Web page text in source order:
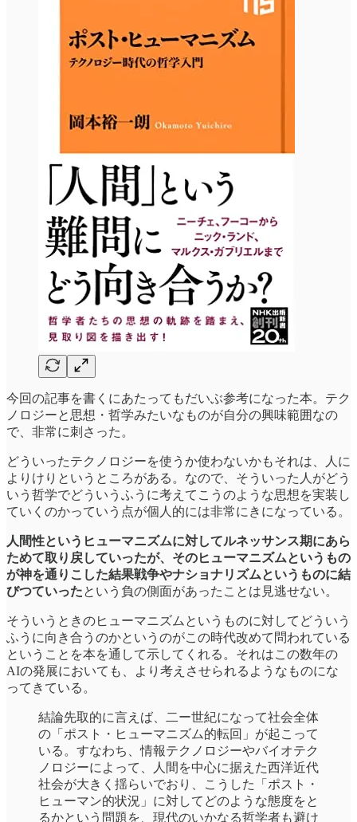
今回の記事を書くにあたってもだいぶ参考になった本。テク
ノロジーと思想・哲学みたいなものが自分の興味範囲なの
で、非常に刺さった。
どういったテクノロジーを使うか使わないかもそれは、人に
よりけりというところがある。なので、そういった人がどう
いう哲学でどういうふうに考えてこうのような思想を実装し
ていくのかっていう点が個人的には非常にきになっている。
人間性というヒューマニズムに対してルネッサンス期にあら
ためて取り戻していったが、そのヒューマニズムというもの
が神を通りこした結果戦争やナショナリズムというものに結
びつていったという負の側面があったことは見逃せない。
そういうときのヒューマニズムというものに対してどういう
ふうに向き合うのかというのがこの時代改めて問われている
ということを本を通して示してくれる。それはこの数年の
AIの発展においても、より考えさせられるようなものにな
ってきている。
結論先取的に言えば、二ー世紀になって社会全体
の「ポスト・ヒューマニズム的転回」が起こって
いる。すなわち、情報テクノロジーやバイオテク
ノロジーによって、人間を中心に据えた西洋近代
社会が大きく揺らいでおり、こうした「ポスト・
ヒューマン的状況」に対してどのような態度をと
るかという問題を、現代のいかなる哲学者も避け